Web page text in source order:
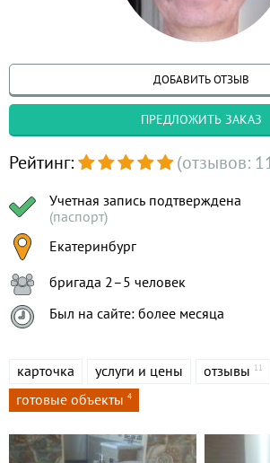
ДОБАВИТЬ ОТЗЫВ
ПРЕДЛОЖИТЬ ЗАКАЗ
Рейтинг: (отзывов:
Учетная запись подтверждена
(паспорт)
Екатеринбург
бригада 2–5 человек
Был на сайте: более месяца
карточка услуги и цены отзывы 11
готовые объекты 4